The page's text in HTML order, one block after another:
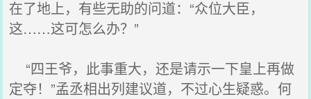
在了地上，有些无助的问道：“众位大臣，
这……这可怎么办？”
“四王爷，此事重大，还是请示一下皇上再做
定夺！”孟丞相出列建议道，不过心生疑惑。何